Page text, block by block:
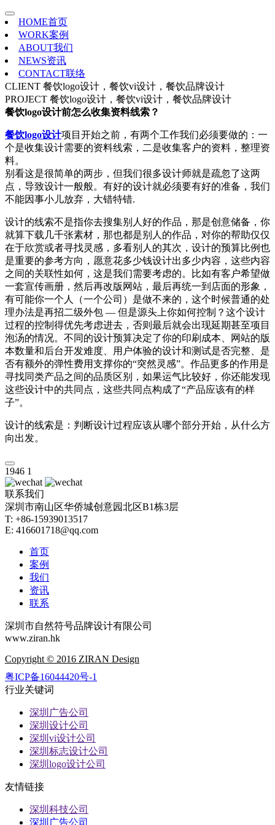
HOME首页
WORK案例
ABOUT我们
NEWS资讯
CONTACT联络
CLIENT 餐饮logo设计，餐饮vi设计，餐饮品牌设计
PROJECT 餐饮logo设计，餐饮vi设计，餐饮品牌设计
餐饮logo设计前怎么收集资料线索？
餐饮logo设计项目开始之前，有两个工作我们必须要做的：一
个是收集设计需要的资料线索，二是收集客户的资料，整理资
料。
别看这是很简单的两步，但我们很多设计师就是疏忽了这两
点，导致设计一般般。有好的设计就必须要有好的准备，我们
不能因事小儿放弃，大错特错.
设计的线索不是指你去搜集别人好的作品，那是创意储备，你
就算下载几千张素材，那也都是别人的作品，对你的帮助仅仅
在于欣赏或者寻找灵感，多看别人的其次，设计的预算比例也
是重要的参考方向，愿意花多少钱设计出多少内容，这些内容
之间的关联性如何，这是我们需要考虑的。比如有客户希望做
一套宣传画册，然后再改版网站，最后再统一到店面的形象，
有可能你一个人（一个公司）是做不来的，这个时候普通的处
理办法是再招二级外包 — 但是源头上你如何控制？这个设计
过程的控制得优先考虑进去，否则最后就会出现延期甚至项目
泡汤的情况。不同的设计预算决定了你的印刷成本、网站的版
本数量和后台开发难度、用户体验的设计和测试是否完整、是
否有额外的弹性费用支撑你的“突然灵感”。作品更多的作用是
寻找同类产品之间的品质区别，如果运气比较好，你还能发现
这些设计中的共同点，这些共同点构成了“产品应该有的样
子”。
设计的线索是：判断设计过程应该从哪个部分开始，从什么方
向出发。
1946 1
联系我们
深圳市南山区华侨城创意园北区B1栋3层
T: +86-15939013517
E: 416601718@qq.com
首页
案例
我们
资讯
联系
深圳市自然符号品牌设计有限公司
www.ziran.hk
Copyright © 2016 ZIRAN Design
粤ICP备16044420号-1
行业关键词
深圳广告公司
深圳设计公司
深圳vi设计公司
深圳标志设计公司
深圳logo设计公司
友情链接
深圳科技公司
深圳广告公司